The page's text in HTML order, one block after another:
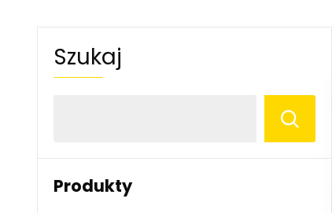
Szukaj
Produkty